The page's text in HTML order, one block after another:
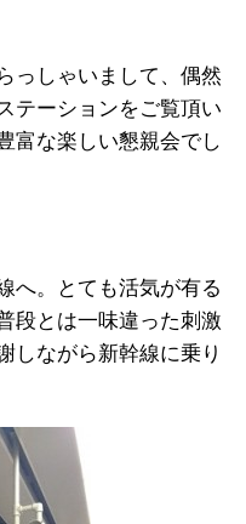
っしゃいまして、偶然
テーションをご覧頂い
富な楽しい懇親会でし
へ。とても活気が有る
段とは一味違った刺激
しながら新幹線に乗り